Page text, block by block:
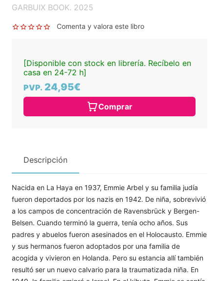
GARBUIX BOOK. 2025
Comenta y valora este libro
[Disponible con stock en librería. Recíbelo en
casa en 24-72 h]
PVP. 24,95€
Comprar
Descripción
Nacida en La Haya en 1937, Emmie Arbel y su familia judía
fueron deportados por los nazis en 1942. De niña, sobrevivió
a los campos de concentración de Ravensbrück y Bergen-
Belsen. Cuando terminó la guerra, tenía ocho años. Sus
padres y abuelos fueron asesinados en el Holocausto. Emmie
y sus hermanos fueron adoptados por una familia de
acogida y vivieron en Holanda. Pero su estancia allí también
resultó ser un nuevo calvario para la traumatizada niña. En